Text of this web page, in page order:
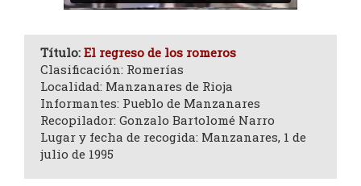
Título: El regreso de los romeros
Clasificación: Romerías
Localidad: Manzanares de Rioja
Informantes: Pueblo de Manzanares
Recopilador: Gonzalo Bartolomé Narro
Lugar y fecha de recogida: Manzanares, 1 de
julio de 1995